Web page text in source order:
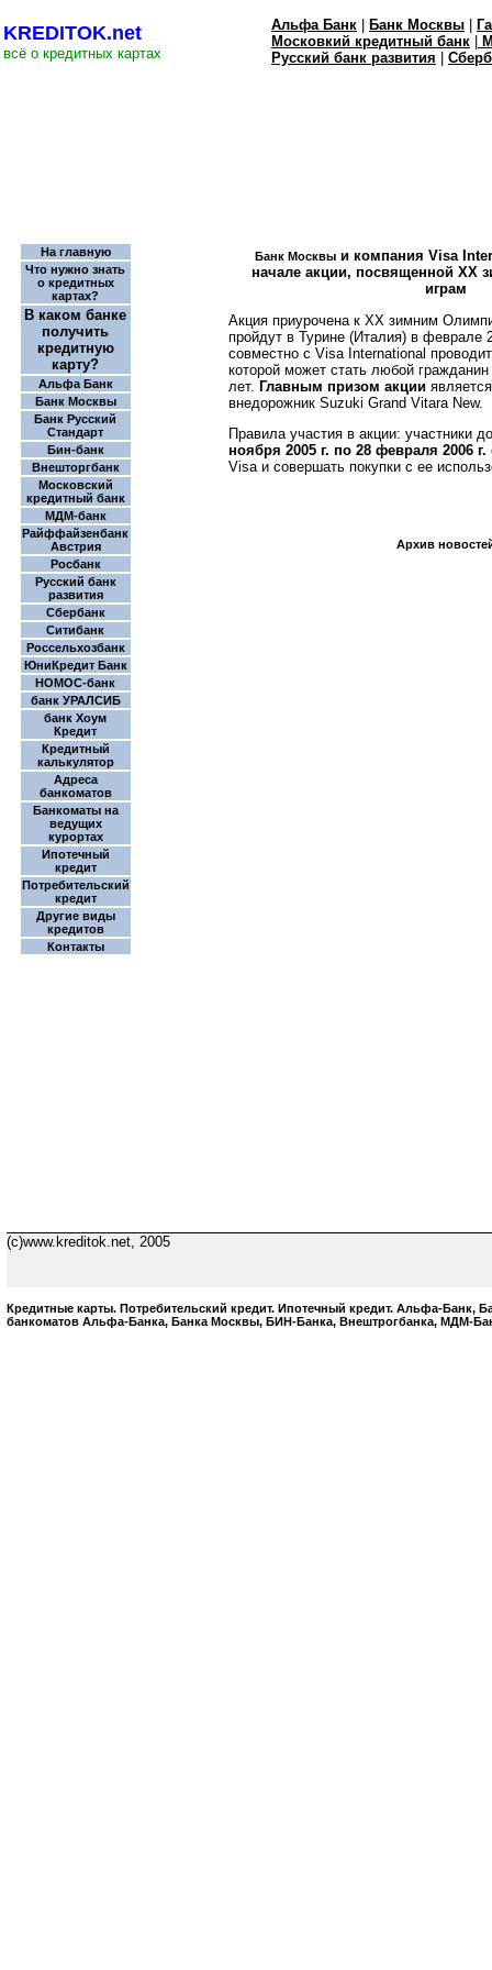
KREDITOK.net
всё о кредитных картах
Альфа Банк Банк Москвы
Московкий кредитный банк
Русский банк развития
На главную
Что нужно знать
о кредитных
картах?
В каком банке
получить
кредитную
карту?
Альфа Банк
Банк Москвы
Банк Русский
Стандарт
Бин-банк
Внешторгбанк
Московский
кредитный банк
МДМ-банк
Райффайзенбанк
Австрия
Росбанк
Русский банк
развития
Сбербанк
Ситибанк
Россельхозбанк
ЮниКредит Банк
НОМОС-банк
банк УРАЛСИБ
банк Хоум
Кредит
Кредитный
калькулятор
Адреса
банкоматов
Банкоматы на
ведущих
курортах
Ипотечный
кредит
Потребительский
кредит
Другие виды
кредитов
Контакты
Банк Москвыи компания Visa
начале акции, посвященной ХХ
играм
Акция приурочена к ХХ зимним
пройдут в Турине (Италия) в феврале
совместно с Visa International
которой может стать любой
лет. Главным призом акции
внедорожник Suzuki Grand Vitara New.
Правила участия в акции: участники
ноября 2005 г. по 28 февраля 2006 г.
Visa и совершать покупки с ее
Архив
(c)www.kreditok.net, 2005
Кредитные карты. Потребительский кредит. Ипотечный кредит. Альфа-
банкоматов Альфа-Банка, Банка Москвы, БИН-Банка, Внештрогбанка, МДМ-